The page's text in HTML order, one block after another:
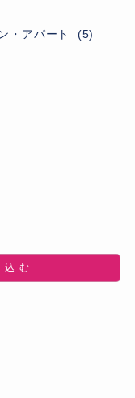
・アパート (5)
む